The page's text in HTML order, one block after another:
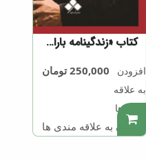
کتاب «زندگینامه باراک اوباما»
250,000 تومان
.
افزودن
به علاقه
مندی ها
افزودن به علاقه مندی ها